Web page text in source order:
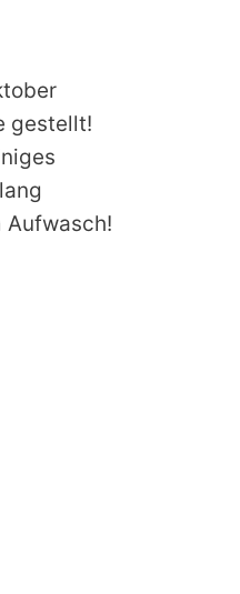
gestellt!
Aufwasch!